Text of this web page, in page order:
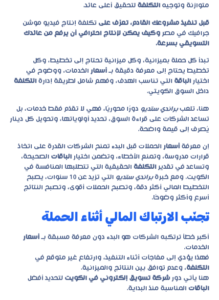
متوازنة وتوجيه التكلفة لتحقيق أعلى عائد.
قبل تنفيذ مشروعك القادم، تعرّف على تكلفة إنتاج فيديو موشن
جرافيك في مصر وكيف يمكن لإنتاج احترافي أن يرفع من عائدك
التسويقي بسرعة.
تبدأ كل حملة بميزانية، وكل ميزانية تحتاج إلى تخطيط، وكل
تخطيط يحتاج إلى معرفة دقيقة بـ أسعار الخدمات، ووضوح في
اختيار الباقة التي تناسب الهدف، وفهم شامل لطريقة إدارة التكلفة
داخل السوق الكويتي.
هنا، تلعببراندي ستديو دورًا محوريًا، فهي لا تقدّم فقط خدمات، بل
تساعد الشركات على قراءة السوق، تحديد أولوياتها، وتحويل كل دينار
يُصرف إلى قيمة واضحة.
إن معرفة أسعار الحملات قبل البدء تمنح الشركات القدرة على اتخاذ
قرارات مدروسة، وتمنع الأخطاء، وتضمن اختيار الباقات الصحيحة،
وتساعد في تقدير التكلفة الحقيقية التي تتطلبها المنافسة في
الكويت. ومع خبرةبراندي ستديو
التي تزيد عن 10 سنوات، يصبح
التخطيط المالي أكثر دقة، وتصبح الحملات أقوى، وتصبح النتائج
أسرع وأكثر وضوحًا.
تجنّب الارتباك المالي أثناء الحملة
أكبر خطأ ترتكبه الشركات هو البدء دون معرفة مسبقة بـ أسعار
الخدمات.
فهذا يؤدي إلى مفاجآت أثناء التنفيذ، وارتفاع غير متوقع في
التكلفة، وعدم توافق بين النتائج والميزانية.
هنا يأتي دور شركة تسويق إلكتروني في الكويت لتحديد أفضل
الباقات المناسبة منذ البداية.